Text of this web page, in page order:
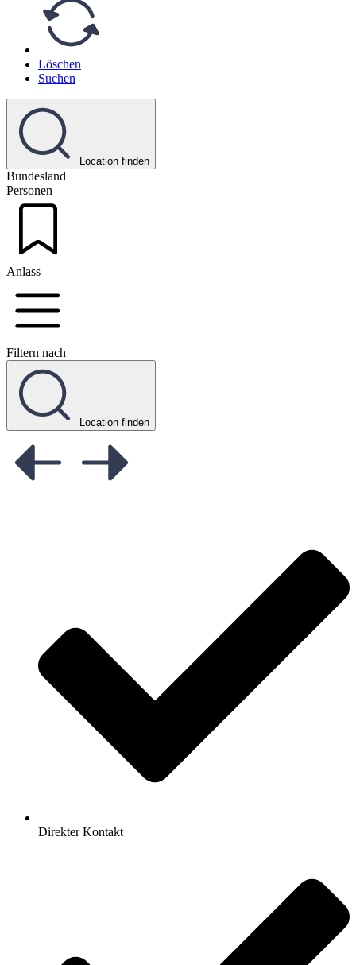
Löschen
Suchen
Location finden
Bundesland
Personen
Anlass
Filtern nach
Location finden
Direkter Kontakt